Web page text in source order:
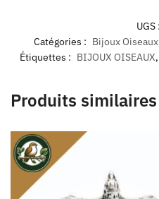
UGS :
Catégories : Bijoux Oiseaux
Étiquettes : BIJOUX OISEAUX,
Produits similaires